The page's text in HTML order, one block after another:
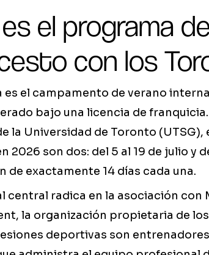
el programa
con los
es el campamento de verano
bajo una licencia de
la Universidad de Toronto
2026 son dos: del 5 al 19 de julio y
de exactamente 14 días cada una.
central radica en la asociación con
la organización propietaria de
deportivas son